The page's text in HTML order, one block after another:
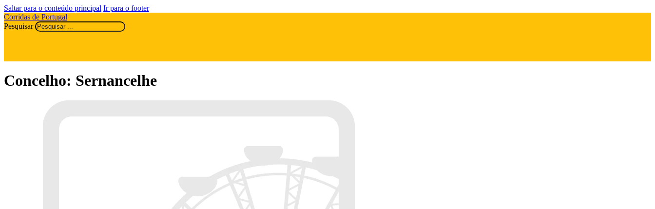
Saltar para o conteúdo principal Ir para o footer
Corridas de Portugal
Pesquisar
Concelho: Sernancelhe